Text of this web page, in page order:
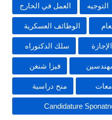
التوجيه العمل في الخارج
الوظائف العسكرية
سلك الدكتوراه
فيزا شنغن
منح دراسية
Candidature